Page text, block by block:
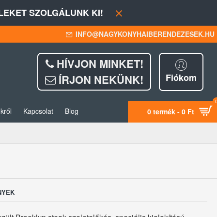
SZOLGÁLUNK KI!
INFO@NAGYKONYHAIBERENDEZESEK.HU
HÍVJON MINKET!
ÍRJON NEKÜNK!
Fiókom
Kapcsolat Blog 0 termék - 0 Ft